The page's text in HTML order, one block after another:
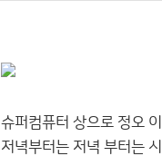
슈퍼컴퓨터 상으로 정오
저녁부터는 저녁 부터는